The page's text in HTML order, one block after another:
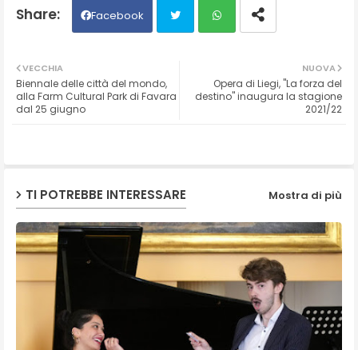
Facebook
ats
NUOVA
Opera di Liegi, "La forza del
destino" inaugura la stagione
2021/22
VECCHIA
Biennale delle città del mondo,
alla Farm Cultural Park di Favara
dal 25 giugno
TI POTREBBE INTERESSARE Mostra di più